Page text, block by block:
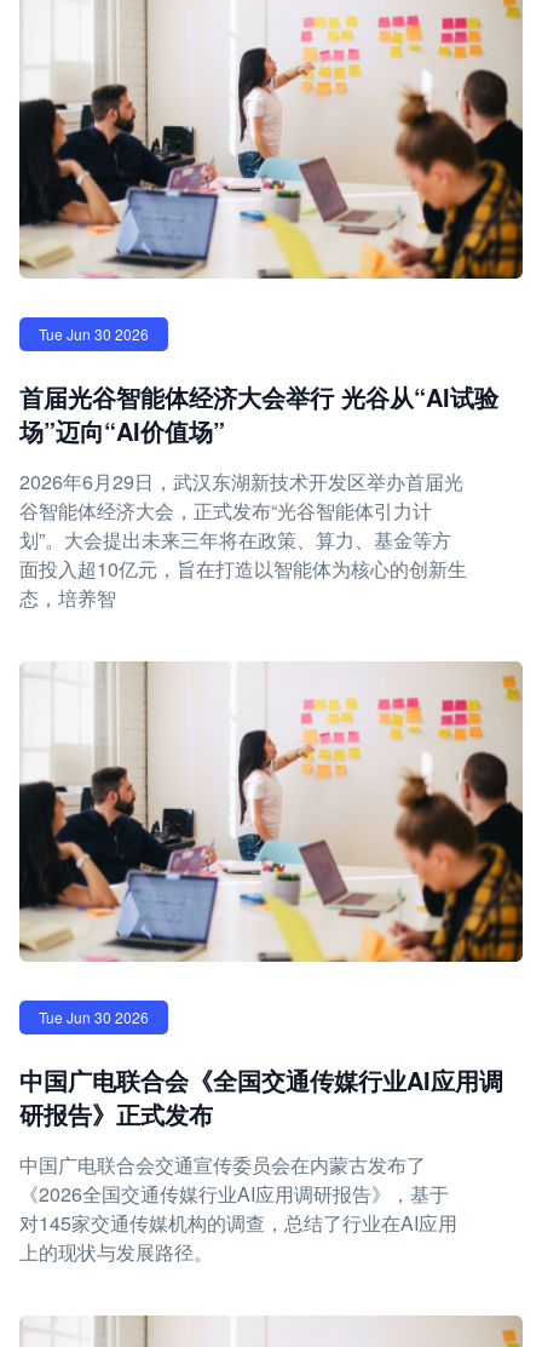
Tue Jun 30 2026
首届光谷智能体经济大会举行 光谷从“AI试验
场”迈向“AI价值场”
2026年6月29日，武汉东湖新技术开发区举办首届光
谷智能体经济大会，正式发布“光谷智能体引力计
划”。大会提出未来三年将在政策、算力、基金等方
面投入超10亿元，旨在打造以智能体为核心的创新生
态，培养智
Tue Jun 30 2026
中国广电联合会《全国交通传媒行业AI应用调
研报告》正式发布
中国广电联合会交通宣传委员会在内蒙古发布了
《2026全国交通传媒行业AI应用调研报告》，基于
对145家交通传媒机构的调查，总结了行业在AI应用
上的现状与发展路径。